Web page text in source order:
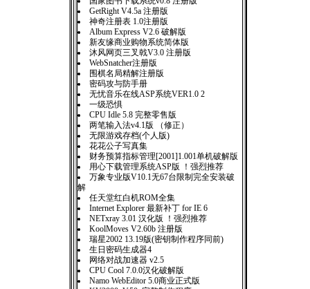
GetRight V4.5a 注册版
神奇注册表 1.0注册版
Album Express V2.6 破解版
新友缘商业购物系统简体版
沐风网页三叉戟V3.0 注册版
WebSnatcher注册版
围棋名局精解注册版
密码攻与防手册
无忧音乐在线ASP系统VER1.0 2
一级恐惧
CPU Idle 5.8 完整零售版
两笔输入法v4.1版 （修正）
无限游戏存档(个人版)
花花公子写真集
财务预算指标管理[2001]1.001单机破解版
用心下载管理系统ASP版 ！强烈推荐
万象专业版V10.1无67台限制完全安装破
解
任天堂红白机ROM全集
Internet Explorer 最新补丁 for IE 6
NETxray 3.01 汉化版 ！强烈推荐
KoolMoves V2.60b 注册版
瑞星2002 13.19版(密钥制作程序同前)
生日密码生成器4
网络对战加速器 v2.5
CPU Cool 7.0.0汉化破解版
Namo WebEditor 5.0商业正式版